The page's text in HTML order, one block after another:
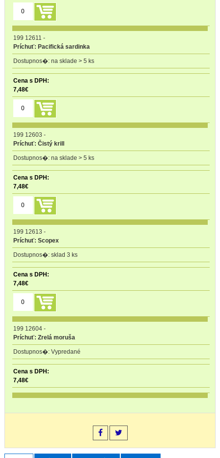
199 12611 -
Príchuť: Pacifická sardinka
na sklade > 5 ks
7,48€
199 12603 -
Príchuť: Čistý krill
na sklade > 5 ks
7,48€
199 12613 -
Príchuť: Scopex
sklad 3 ks
7,48€
199 12604-
Príchuť: Zrelá moruša
Vypredané
7,48€